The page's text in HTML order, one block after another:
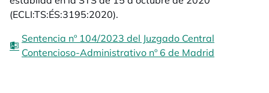
(ECLI:TS:ÉS:3195:2020).
Sentencia nº 104/2023 del Juzgado Central
Contencioso-Administrativo nº 6 de Madrid